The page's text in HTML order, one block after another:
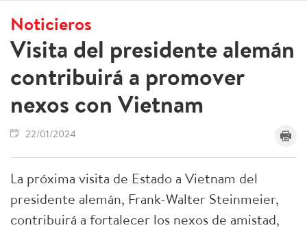
Noticieros
Visita del presidente alemán
contribuirá a promover
nexos con Vietnam
22/01/2024
La próxima visita de Estado a Vietnam del
presidente alemán, Frank-Walter Steinmeier,
contribuirá a fortalecer los nexos de amistad,